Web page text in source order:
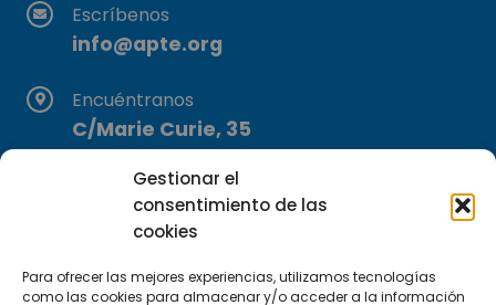
Gestionar el
consentimiento de las
cookies
Para ofrecer las mejores experiencias, utilizamos tecnologías
como las cookies para almacenar y/o acceder a la información
Escríbenos
info@apte.org
Encuéntranos
C/Marie Curie, 35